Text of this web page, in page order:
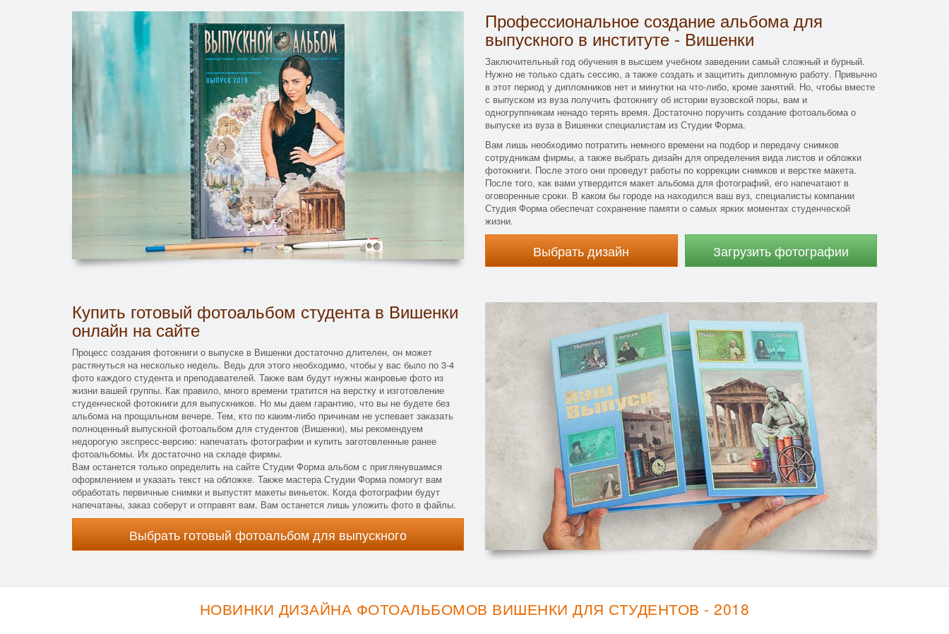
Профессиональное создание альбома для
выпускного в институте - Вишенки
Заключительный год обучения в высшем учебном заведении самый сложный и бурный.
Нужно не только сдать сессию, а также создать и защитить дипломную работу. Привычно
в этот период у дипломников нет и минутки на что-либо, кроме занятий. Но, чтобы вместе
с выпуском из вуза получить фотокнигу об истории вузовской поры, вам и
одногруппникам ненадо терять время. Достаточно поручить создание фотоальбома о
выпуске из вуза в Вишенки специалистам из Студии Форма.
Вам лишь необходимо потратить немного времени на подбор и передачу снимков
сотрудникам фирмы, а также выбрать дизайн для определения вида листов и обложки
фотокниги. После этого они проведут работы по коррекции снимков и верстке макета.
После того, как вами утвердится макет альбома для фотографий, его напечатают в
оговоренные сроки. В каком бы городе на находился ваш вуз, специалисты компании
Студия Форма обеспечат сохранение памяти о самых ярких моментах студенческой
жизни.
Выбрать дизайн Загрузить фотографии
Купить готовый фотоальбом студента в Вишенки
онлайн на сайте
Процесс создания фотокниги о выпуске в Вишенки достаточно длителен, он может
растянуться на несколько недель. Ведь для этого необходимо, чтобы у вас было по 3-4
фото каждого студента и преподавателей. Также вам будут нужны жанровые фото из
жизни вашей группы. Как правило, много времени тратится на верстку и изготовление
студенческой фотокниги для выпускников. Но мы даем гарантию, что вы не будете без
альбома на прощальном вечере. Тем, кто по каким-либо причинам не успевает заказать
полноценный выпускной фотоальбом для студентов (Вишенки), мы рекомендуем
недорогую экспресс-версию: напечатать фотографии и купить заготовленные ранее
фотоальбомы. Их достаточно на складе фирмы.
Вам останется только определить на сайте Студии Форма альбом с приглянувшимся
оформлением и указать текст на обложке. Также мастера Студии Форма помогут вам
обработать первичные снимки и выпустят макеты виньеток. Когда фотографии будут
напечатаны, заказ соберут и отправят вам. Вам останется лишь уложить фото в файлы.
Выбрать готовый фотоальбом для выпускного
НОВИНКИ ДИЗАЙНА ФОТОАЛЬБОМОВ ВИШЕНКИ ДЛЯ СТУДЕНТОВ - 2018